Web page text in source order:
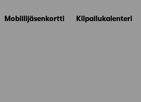
Mobiilijäsenkortti Kilpailukalenteri